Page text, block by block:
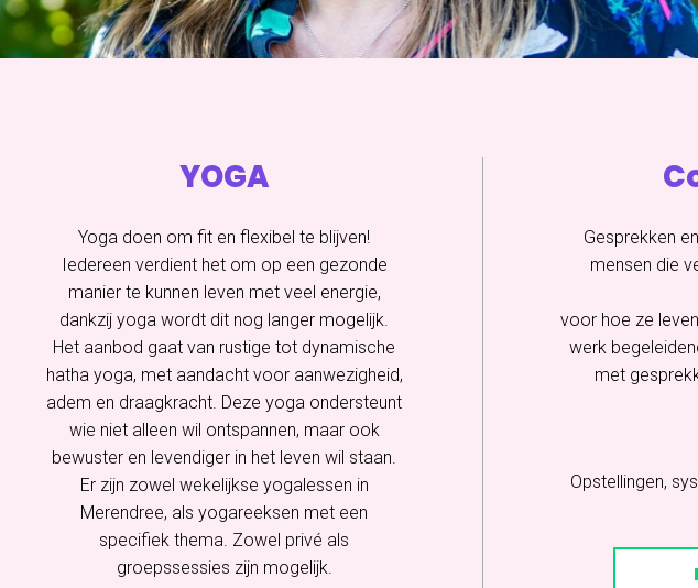
YOGA
Yoga doen om fit en flexibel te blijven!
Iedereen verdient het om op een gezonde
manier te kunnen leven met veel energie,
dankzij yoga wordt dit nog langer mogelijk.
Het aanbod gaat van rustige tot dynamische
hatha yoga, met aandacht voor aanwezigheid,
adem en draagkracht. Deze yoga ondersteunt
wie niet alleen wil ontspannen, maar ook
bewuster en levendiger in het leven wil staan.
Er zijn zowel wekelijkse yogalessen in
Merendree, als yogareeksen met een
specifiek thema. Zowel privé als
groepssessies zijn mogelijk.
Gesprekken
mensen die
voor hoe ze
werk
met
Opstellingen,